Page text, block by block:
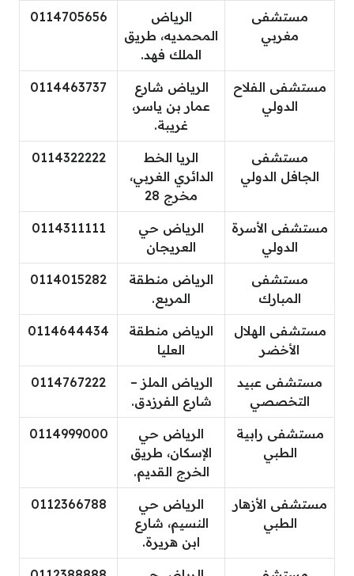
مستشفى
مغربي
الرياض
المحمديه، طريق
الملك فهد.
0114705656
مستشفى الفلاح
الدولي
الرياض شارع
عمار بن ياسر،
غريبة.
0114463737
مستشفى
الجافل الدولي
الريا الخط
الدائري الغربي،
مخرج 28
0114322222
مستشفى الأسرة
الدولي
الرياض حي
العريجان
0114311111
مستشفى
المبارك
الرياض منطقة
المربع.
0114015282
مستشفى الهلال
الأخضر
الرياض منطقة
العليا
0114644434
مستشفى عبيد
التخصصي
الرياض الملز –
شارع الفرزدق.
0114767222
مستشفى رابية
الطبي
الرياض حي
الإسكان، طريق
الخرج القديم.
0114999000
مستشفى الأزهار
الطبي
الرياض حي
النسيم، شارع
ابن هريرة.
0112366788